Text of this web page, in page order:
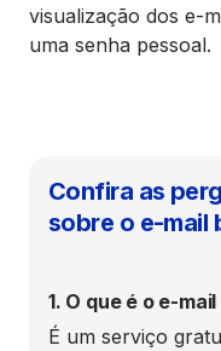
visualização dos e-
uma senha pessoal.
Confira as
sobre o e-mail
1. O que é o e-
É um serviço